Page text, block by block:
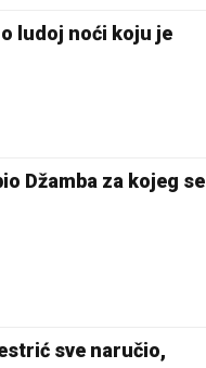
o ludoj noći koju je
Džamba za kojeg se
sve naručio,